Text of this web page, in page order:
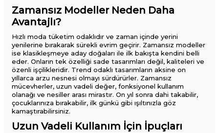
Zamansız Modeller Neden Daha
Avantajlı?
Hızlı moda tüketim odaklıdır ve zaman içinde yerini
yenilerine bırakarak sürekli evrim geçirir. Zamansız modeller
ise klasikleşmeye aday doğaları ile ilk bakışta kendini belli
eder. Onların tek özelliği sade tasarımları değil, kaliteleri ve
özenli işçilikleridir. Trend odaklı tasarımların aksine on
yıllarca arzu nesnesi olmayı sürdürürler. Zamansız
mücevherler, uzun vadeli değer, fonksiyonel kullanım
olanağı ve nesiller arası mirastır. On yıl sonra dahi takabilir,
çocuklarınıza bırakabilir, ilk günkü gibi ışıltınızla göz
kamaştırabilirsiniz.
Uzun Vadeli Kullanım İçin İpuçları